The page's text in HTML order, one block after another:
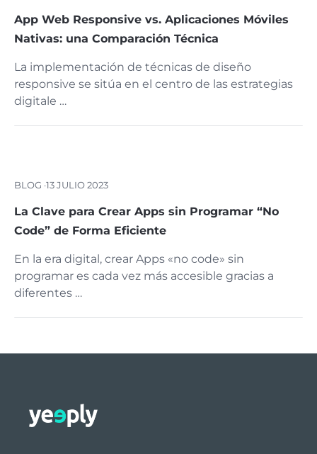
App Web Responsive vs. Aplicaciones Móviles
Nativas: una Comparación Técnica
La implementación de técnicas de diseño
responsive se sitúa en el centro de las estrategias
digitale …
BLOG ·13 JULIO 2023
La Clave para Crear Apps sin Programar “No
Code” de Forma Eficiente
En la era digital, crear Apps «no code» sin
programar es cada vez más accesible gracias a
diferentes …